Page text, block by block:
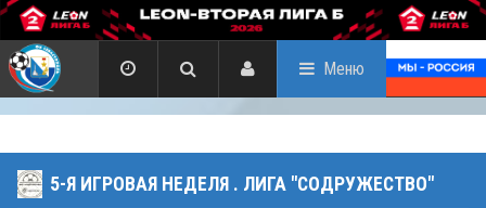
Меню
5-Я ИГРОВАЯ НЕДЕЛЯ . ЛИГА "СОДРУЖЕСТВО"